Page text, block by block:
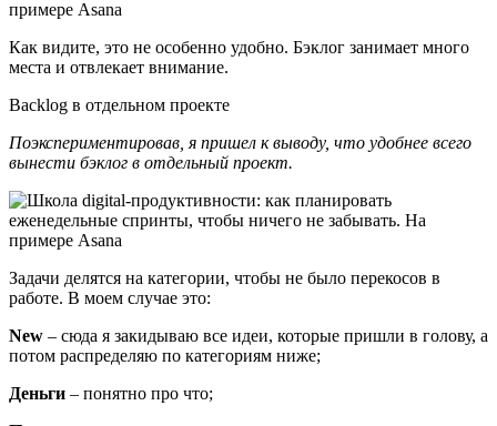
Как видите, это не особенно удобно. Бэклог занимает много
места и отвлекает внимание.
Backlog в отдельном проекте
Поэкспериментировав, я пришел к выводу, что удобнее всего
вынести бэклог в отдельный проект.
Задачи делятся на категории, чтобы не было перекосов в
работе. В моем случае это:
New – сюда я закидываю все идеи, которые пришли в голову, а
потом распределяю по категориям ниже;
Деньги – понятно про что;